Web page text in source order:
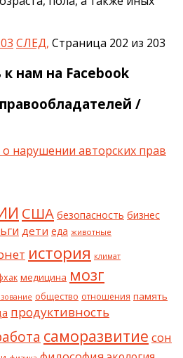
СЛЕД, Страница 202 из 203
нам на Facebook
/
нарушении авторских прав
США безопасность бизнес
дети еда животные
история климат
медицина мозг
общество отношения память
продуктивность
саморазвитие сон